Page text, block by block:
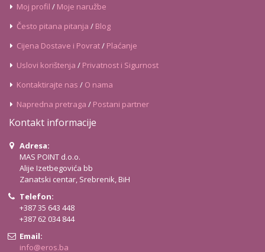
Moj profil / Moje naružbe
Često pitana pitanja / Blog
Cijena Dostave i Povrat/ Plaćanje
Uslovi korištenja / Privatnost i Sigurnost
Kontaktirajte nas / O nama
Napredna pretraga / Postani partner
Kontakt informacije
Adresa:
MAS POINT d.o.o.
Alije Izetbegovića bb
Zanatski centar, Srebrenik, BiH
Telefon:
+387 35 643 448
+387 62 034 844
Email:
info@eros.ba